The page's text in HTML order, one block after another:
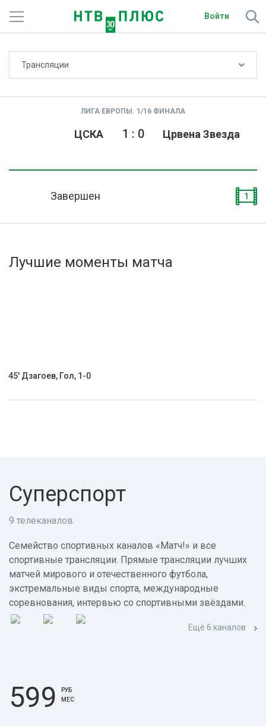
Войти
Активировать промокод
Трансляции
ЛИГА ЕВРОПЫ. 1/16 ФИНАЛА
ЦСКА Црвена Звезда
1 : 0
Завершен 1
Лучшие моменты матча
45' Дзагоев, Гол, 1-0
Суперспорт
9 телеканалов
Семейство спортивных каналов «Матч!» и все
спортивные трансляции. Прямые трансляции лучших
матчей мирового и отечественного футбола,
экстремальные виды спорта, международные
соревнования, интервью со спортивными звёздами.
Ещё 6 каналов
599
РУБ
МЕС